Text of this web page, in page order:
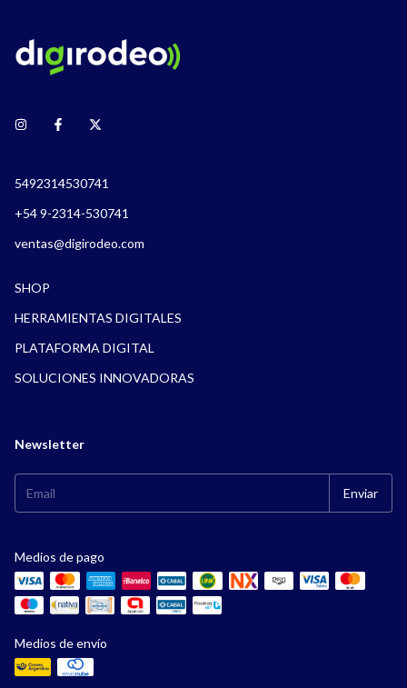
5492314530741
+54 9-2314-530741
ventas@digirodeo.com
SHOP
HERRAMIENTAS DIGITALES
PLATAFORMA DIGITAL
SOLUCIONES INNOVADORAS
Newsletter
Medios de pago
Medios de envío